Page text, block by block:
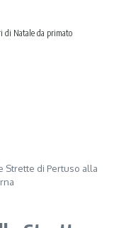
di Natale da primato
Strette di Pertuso alla